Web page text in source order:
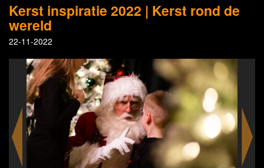
Kerst inspiratie 2022 | Kerst rond de
wereld
22-11-2022